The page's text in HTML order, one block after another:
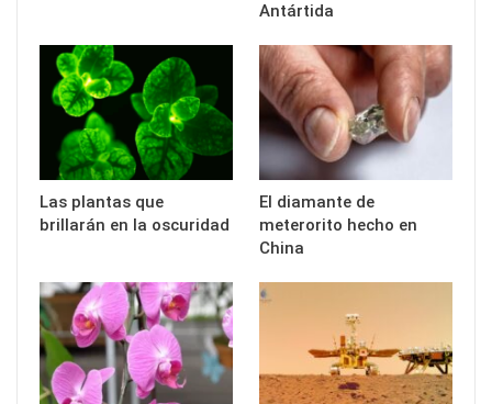
Antártida
Las plantas que
brillarán en la oscuridad
El diamante de
meterorito hecho en
China